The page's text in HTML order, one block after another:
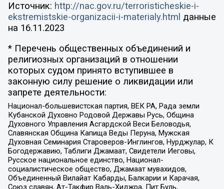
Источник: http://nac.gov.ru/terroristicheskie-i-
ekstremistskie-organizacii-i-materialy.html данные
на 16.11.2023
* Перечень общественных объединений и
религиозных организаций в отношении
которых судом принято вступившее в
законную силу решение о ликвидации или
запрете деятельности:
Национал-большевистская партия, ВЕК РА, Рада земли
Кубанской Духовно Родовой Державы Русь, Община
Духовного Управления Асгардской Веси Беловодья,
Славянская Община Капища Веды Перуна, Мужская
Духовная Семинария Староверов-Инглингов, Нурджулар, К
Богодержавию, Таблиги Джамаат, Свидетели Иеговы,
Русское национальное единство, Национал-
социалистическое общество, Джамаат мувахидов,
Объединенный Вилайат Кабарды, Балкарии и Карачая,
Союз славян, Ат-Такфир Валь-Хиджра, Пит Буль,